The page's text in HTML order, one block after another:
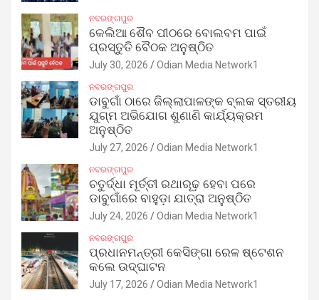
ନବରଙ୍ଗପୁର
କେଲିଆ ଶୈବ ପୀଠରେ ବୋଲବମ ପାଇଁ
ପ୍ରସ୍ତୁତି ବୈଠକ ଅନୁଷ୍ଠିତ
July 30, 2026 Odian Media Network1
ନବରଙ୍ଗପୁର
ଡାବୁଗାଁ ଠାରେ ଜିଲ୍ଲାପାଳଙ୍କ ବ୍ଲକ ସ୍ତରୀୟ
ଯୁଗ୍ମ ଅଭିଯୋଗ ଶୁଣାଣି କାର୍ଯ୍ୟକ୍ରମ
ଅନୁଷ୍ଠିତ
July 27, 2026 Odian Media Network1
ନବରଙ୍ଗପୁର
ଚତୁର୍ଦ୍ଧା ମୂର୍ତ୍ତୀ ରଥାରୂଢ଼ ହେବା ପରେ
ଡାବୁଗାଁରେ ବାହୁଡ଼ା ଯାତ୍ରା ଅନୁଷ୍ଠିତ
July 24, 2026 Odian Media Network1
ନବରଙ୍ଗପୁର
ପ୍ରଧାନମନ୍ତ୍ରୀ କେସିଙ୍ଗା ରେଳ ଷ୍ଟେଶନ
କଲେ ଉଦ୍‌ଘାଟନ
July 17, 2026 Odian Media Network1